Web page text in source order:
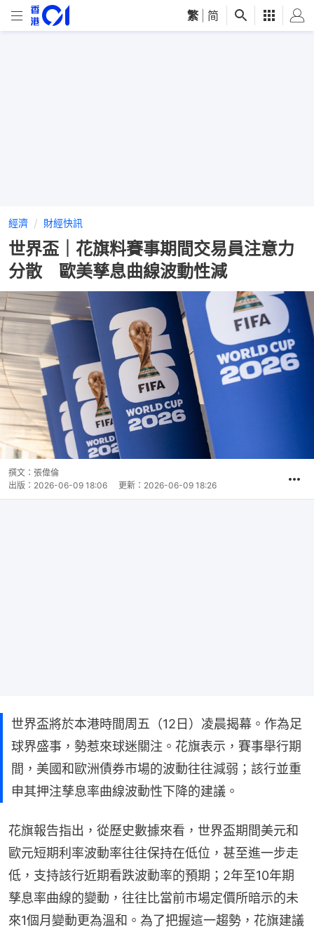
繁 简
經濟 財經快訊
世界盃｜花旗料賽事期間交易員注意力
分散 歐美孳息曲線波動性減
撰文： 張偉倫
出版： 2026-06-09 18:06 更新： 2026-06-09 18:26
世界盃將於本港時間周五（12日）凌晨揭幕。作為足
球界盛事，勢惹來球迷關注。花旗表示，賽事舉行期
間，美國和歐洲債券市場的波動往往減弱；該行並重
申其押注孳息率曲線波動性下降的建議。
花旗報告指出，從歷史數據來看，世界盃期間美元和
歐元短期利率波動率往往保持在低位，甚至進一步走
低，支持該行近期看跌波動率的預期；2年至10年期
孳息率曲線的變動，往往比當前市場定價所暗示的未
來1個月變動更為溫和。為了把握這一趨勢，花旗建議